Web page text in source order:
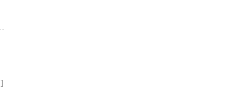
]